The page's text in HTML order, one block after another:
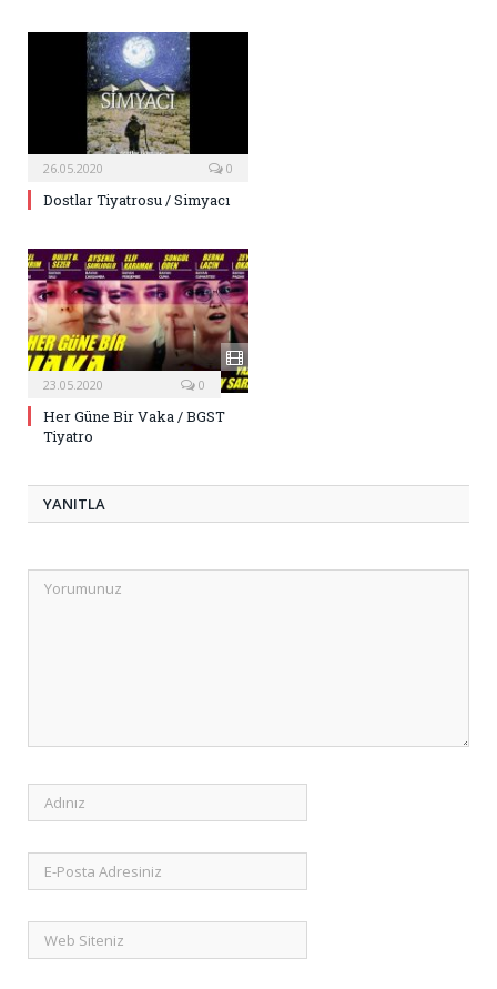
26.05.2020 0
Dostlar Tiyatrosu / Simyacı
23.05.2020 0
Her Güne Bir Vaka / BGST
Tiyatro
YANITLA